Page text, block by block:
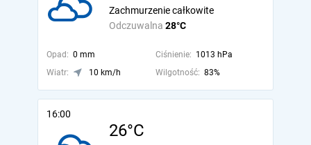
Odczuwalna 28°C
Zachmurzenie całkowite
Opad: 0 mm Ciśnienie: 1013 hPa
Wiatr:
10 km/h Wilgotność: 83%
16:00
26°C